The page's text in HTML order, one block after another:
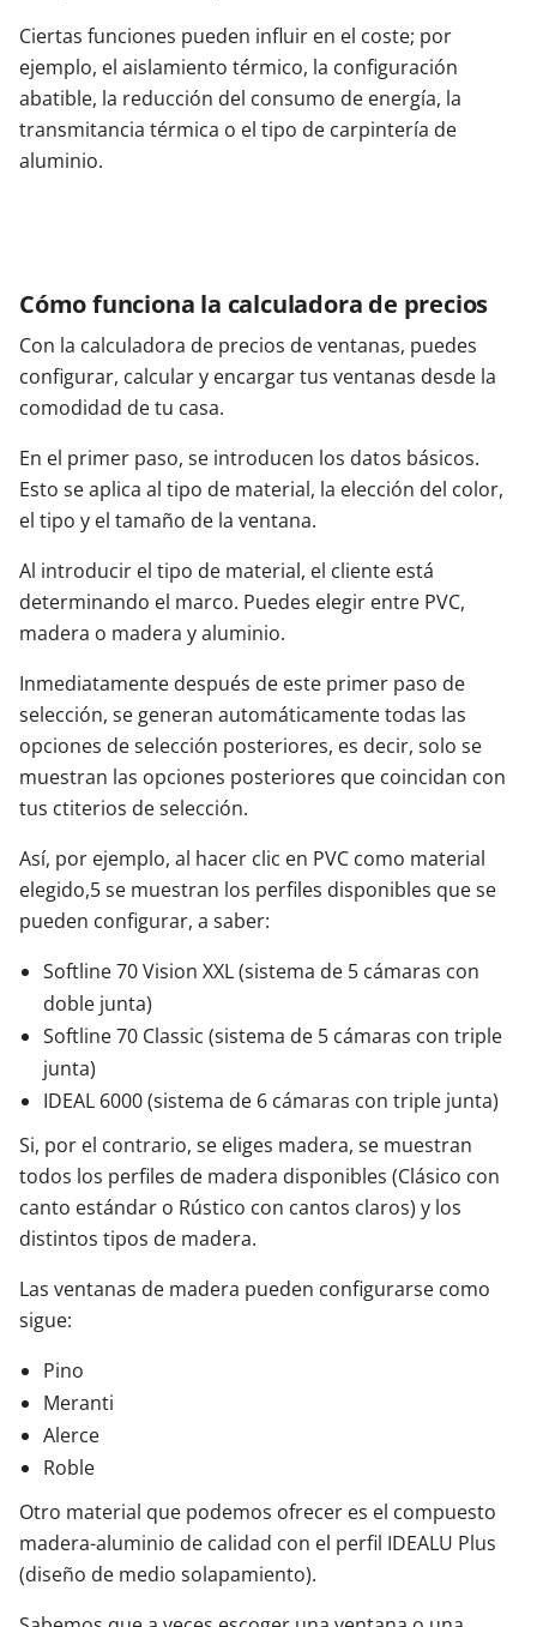
Ciertas funciones pueden influir en el coste; por
ejemplo, el aislamiento térmico, la configuración
abatible, la reducción del consumo de energía, la
transmitancia térmica o el tipo de carpintería de
aluminio.
Cómo funciona la calculadora de precios
Con la calculadora de precios de ventanas, puedes
configurar, calcular y encargar tus ventanas desde la
comodidad de tu casa.
En el primer paso, se introducen los datos básicos.
Esto se aplica al tipo de material, la elección del color,
el tipo y el tamaño de la ventana.
Al introducir el tipo de material, el cliente está
determinando el marco. Puedes elegir entre PVC,
madera o madera y aluminio.
Inmediatamente después de este primer paso de
selección, se generan automáticamente todas las
opciones de selección posteriores, es decir, solo se
muestran las opciones posteriores que coincidan con
tus ctiterios de selección.
Así, por ejemplo, al hacer clic en PVC como material
elegido,5 se muestran los perfiles disponibles que se
pueden configurar, a saber:
Softline 70 Vision XXL (sistema de 5 cámaras con
doble junta)
Softline 70 Classic (sistema de 5 cámaras con triple
junta)
IDEAL 6000 (sistema de 6 cámaras con triple junta)
Si, por el contrario, se eliges madera, se muestran
todos los perfiles de madera disponibles (Clásico con
canto estándar o Rústico con cantos claros) y los
distintos tipos de madera.
Las ventanas de madera pueden configurarse como
sigue:
Pino
Meranti
Alerce
Roble
Otro material que podemos ofrecer es el compuesto
madera-aluminio de calidad con el perfil IDEALU Plus
(diseño de medio solapamiento).